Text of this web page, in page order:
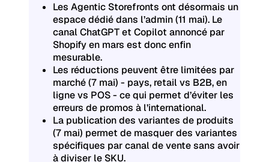
Les Agentic Storefronts ont désormais un
espace dédié dans l’admin (11 mai). Le
canal ChatGPT et Copilot annoncé par
Shopify en mars est donc enfin
mesurable.
Les réductions peuvent être limitées par
marché (7 mai) - pays, retail vs B2B, en
ligne vs POS - ce qui permet d’éviter les
erreurs de promos à l’international.
La publication des variantes de produits
(7 mai) permet de masquer des variantes
spécifiques par canal de vente sans avoir
à diviser le SKU.